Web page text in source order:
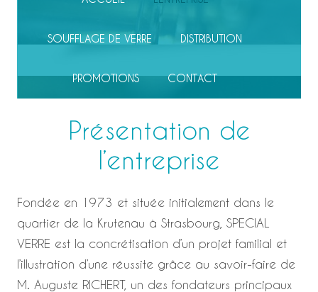
SOUFFLAGE DE VERRE DISTRIBUTION
PROMOTIONS CONTACT
Présentation de
l’entreprise
Fondée en 1973 et située initialement dans le
quartier de la Krutenau à Strasbourg, SPECIAL
VERRE est la concrétisation d’un projet familial et
l’illustration d’une réussite grâce au savoir-faire de
M. Auguste RICHERT, un des fondateurs principaux